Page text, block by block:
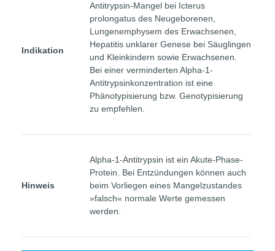
Indikation
Antitrypsin-Mangel bei Icterus
prolongatus des Neugeborenen,
Lungenemphysem des Erwachsenen,
Hepatitis unklarer Genese bei Säuglingen
und Kleinkindern sowie Erwachsenen.
Bei einer verminderten Alpha-1-
Antitrypsinkonzentration ist eine
Phänotypisierung bzw. Genotypisierung
zu empfehlen.
Hinweis
Alpha-1-Antitrypsin ist ein Akute-Phase-
Protein. Bei Entzündungen können auch
beim Vorliegen eines Mangelzustandes
»falsch« normale Werte gemessen
werden.